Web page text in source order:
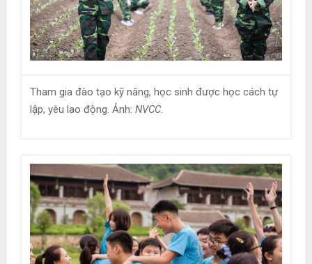
Tham gia đào tạo kỹ năng, học sinh được học cách tự
lập, yêu lao động. Ảnh: NVCC.